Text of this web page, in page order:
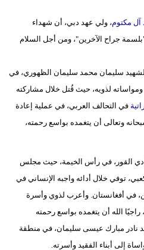
علوم
بيئة
مدوَّنات
فيديو
سيارات
مكتوم، ولي عهد دبي، أن شهداء
جراح الآخرين"، ومن أجل السلام
سليمان محمد سليمان الظهوري، في
لذويه، حيث قُتل خلال مشاركته
في التحالف العربي، في عملية إعادة
وتعالى أن يتغمده بواسع رحمته،
القور، في رأس الخيمة، حيث مجلس
توفي خلال أدائه واجبه الإنساني في
في أفغانستان. وأعرب لذوي وأسرة
الله أن يتغمده بواسع رحمته
نادر مبارك عيسى سليمان، في منطقة
إلى أبناء الفقيد وأسرته.